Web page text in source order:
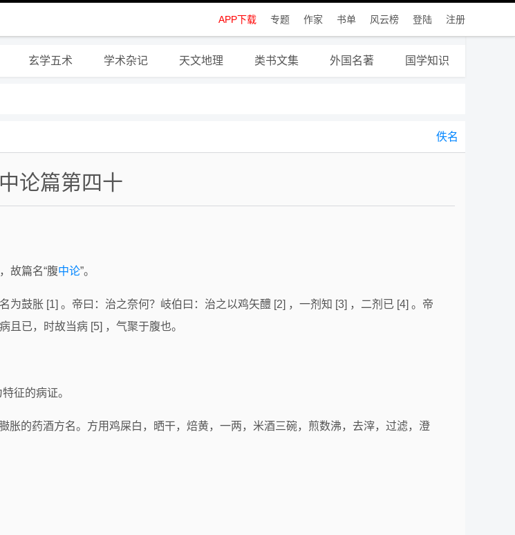
APP下载 专题 作家 书单 风云榜 登陆 注册
玄学五术 学术杂记 天文地理 类书文集 外国名著 国学知识
佚名
论篇第四十
故篇名“腹中论”。
为鼓胀 [1] 。帝曰：治之奈何？岐伯曰：治之以鸡矢醴 [2] ，一剂知 [3] ，二剂已 [4] 。帝
且已，时故当病 [5] ，气聚于腹也。
征的病证。
胀的药酒方名。方用鸡屎白，晒干，焙黄，一两，米酒三碗，煎数沸，去滓，过滤，澄